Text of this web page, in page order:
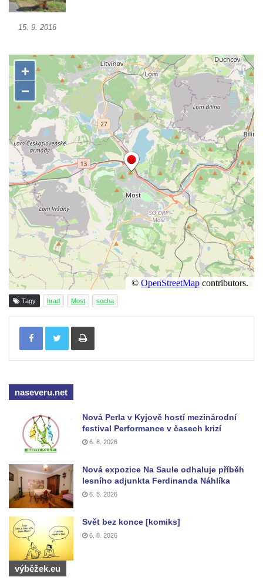
Socha Opičákovník v ZOO Hluboká
Socha Roháč v ZOO Hluboká
Reliéf Rodina a práce na budově záložny
čp. 69/1 v Českých Budějovicích
Socha Jana Valeria Jirsíka u Černé věže v
Českých Budějovicích
Socha Krista klesajícího pod křížem u
kostela svatého Mikuláše v Českých
Budějovicích
Socha svatého Jana Nepomuckého u
kostela svaté Rodiny v Českých
Budějovicích
Socha S tebou v parku na Senovážném
náměstí v Českých Budějovicích
Socha Tornádo v parku na Senovážném
náměstí v Českých Budějovicích
Sousoší Humanoidi na Lannově třídě v
Českých Budějovicích
Na Sadech v Českých Budějovicích
Socha Mateřství v parku Na Sadech v
Památník Otokara Mokrého v parku Na
Sadech v Českých Budějovicích
Pražské třídě v Českých Budějovicích
Socha Civilizovaní na Husově třídě v
Českých Budějovicích
Socha svatého Jana Nepomuckého Na
Sadech u Mlýnské stoky v Českých
Budějovicích
Sochy brouků u Mlýnské stoky v Českých
15. 9. 2016
Tagy hrad Most socha
Tisknout
naseveru.net
Nová Perla v Kyjově hostí mezinárodní
festival Performance v časech krizí
6. 8. 2026
Nová expozice Na Saule odhaluje příběh
lesního adjunkta Ferdinanda Náhlíka
6. 8. 2026
Svět bez konce [komiks]
6. 8. 2026
výběžek.eu